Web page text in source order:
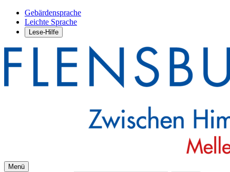
Gebärdensprache
Leichte Sprache
Lese-Hilfe
Menü